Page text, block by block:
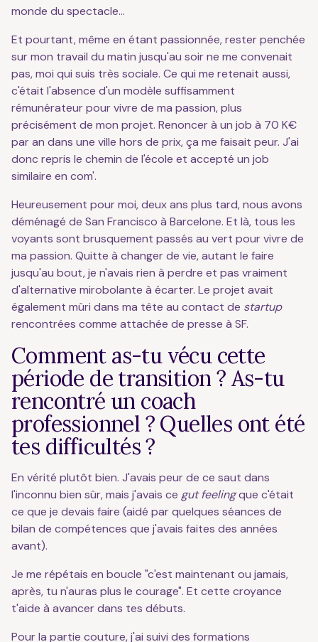
monde du spectacle...
Et pourtant, même en étant passionnée, rester penchée
sur mon travail du matin jusqu'au soir ne me convenait
pas, moi qui suis très sociale. Ce qui me retenait aussi,
c'était l'absence d'un modèle suffisamment
rémunérateur pour vivre de ma passion, plus
précisément de mon projet. Renoncer à un job à 70 K€
par an dans une ville hors de prix, ça me faisait peur. J'ai
donc repris le chemin de l'école et accepté un job
similaire en com'.
Heureusement pour moi, deux ans plus tard, nous avons
déménagé de San Francisco à Barcelone. Et là, tous les
voyants sont brusquement passés au vert pour vivre de
ma passion. Quitte à changer de vie, autant le faire
jusqu'au bout, je n'avais rien à perdre et pas vraiment
d'alternative mirobolante à écarter. Le projet avait
également mûri dans ma tête au contact de startup
rencontrées comme attachée de presse à SF.
Comment as-tu vécu cette
période de transition ? As-tu
rencontré un coach
professionnel ? Quelles ont été
tes difficultés ?
En vérité plutôt bien. J'avais peur de ce saut dans
l'inconnu bien sûr, mais j'avais ce gut feelingque c'était
ce que je devais faire (aidé par quelques séances de
bilan de compétences que j'avais faites des années
avant).
Je me répétais en boucle "c'est maintenant ou jamais,
après, tu n'auras plus le courage". Et cette croyance
t'aide à avancer dans tes débuts.
Pour la partie couture, j'ai suivi des formations